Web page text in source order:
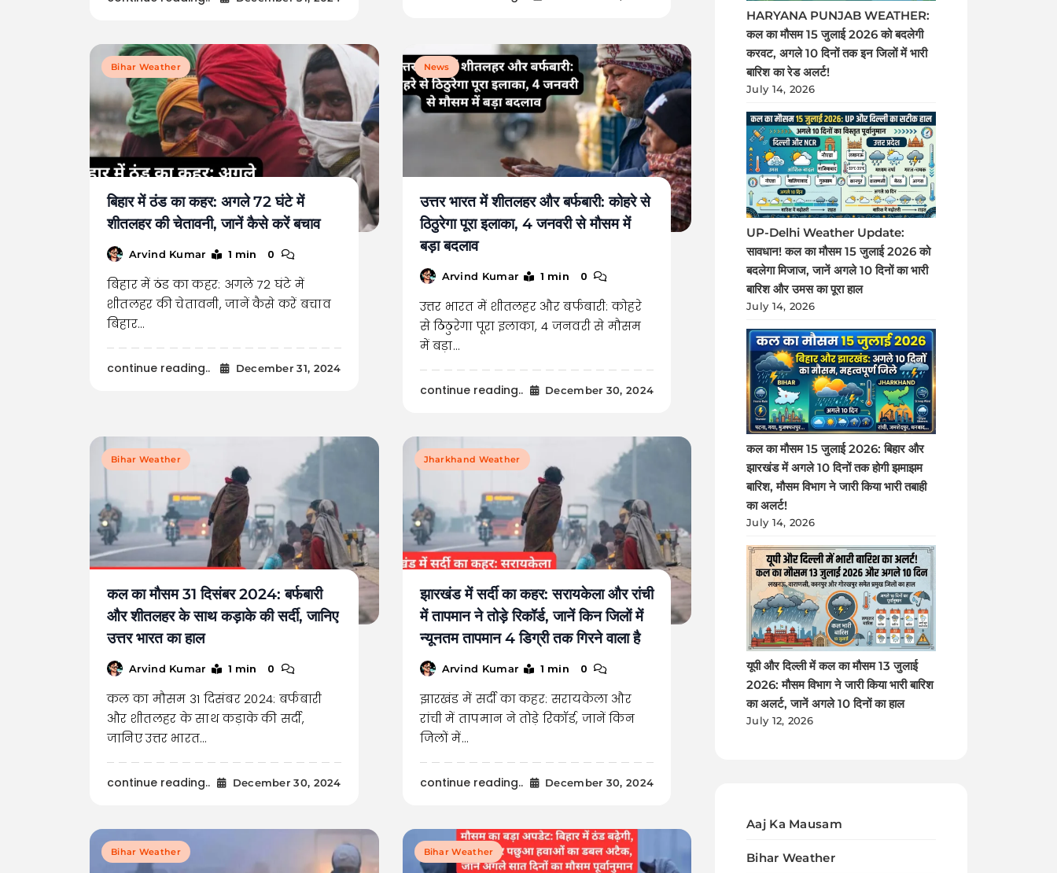
Bihar Weather
बिहार में ठंड का कहर: अगले 72 घंटे में
शीतलहर की चेतावनी, जानें कैसे करें बचाव
Arvind Kumar 1 min 0
बिहार में ठंड का कहर: अगले 72 घंटे में
शीतलहर की चेतावनी, जानें कैसे करें बचाव
बिहार…
continue reading.. December 31, 2024
News
उत्तर भारत में शीतलहर और बर्फबारी: कोहरे से
ठिठुरेगा पूरा इलाका, 4 जनवरी से मौसम में
बड़ा बदलाव
Arvind Kumar 1 min 0
उत्तर भारत में शीतलहर और बर्फबारी: कोहरे
से ठिठुरेगा पूरा इलाका, 4 जनवरी से मौसम
में बड़ा…
continue reading.. December 30, 2024
Bihar Weather
कल का मौसम 31 दिसंबर 2024: बर्फबारी
और शीतलहर के साथ कड़ाके की सर्दी, जानिए
उत्तर भारत का हाल
Arvind Kumar 1 min 0
कल का मौसम 31 दिसंबर 2024: बर्फबारी
और शीतलहर के साथ कड़ाके की सर्दी,
जानिए उत्तर भारत…
continue reading.. December 30, 2024
Jharkhand Weather
झारखंड में सर्दी का कहर: सरायकेला और रांची
में तापमान ने तोड़े रिकॉर्ड, जानें किन जिलों में
न्यूनतम तापमान 4 डिग्री तक गिरने वाला है
Arvind Kumar 1 min 0
झारखंड में सर्दी का कहर: सरायकेला और
रांची में तापमान ने तोड़े रिकॉर्ड, जानें किन
जिलों में…
continue reading.. December 30, 2024
Bihar Weather Bihar Weather
HARYANA PUNJAB WEATHER:
कल का मौसम 15 जुलाई 2026 को बदलेगी
करवट, अगले 10 दिनों तक इन जिलों में भारी
बारिश का रेड अलर्ट!
July 14, 2026
UP-Delhi Weather Update:
सावधान! कल का मौसम 15 जुलाई 2026 को
बदलेगा मिजाज, जानें अगले 10 दिनों का भारी
बारिश और उमस का पूरा हाल
July 14, 2026
कल का मौसम 15 जुलाई 2026: बिहार और
झारखंड में अगले 10 दिनों तक होगी झमाझम
बारिश, मौसम विभाग ने जारी किया भारी तबाही
का अलर्ट!
July 14, 2026
यूपी और दिल्ली में कल का मौसम 13 जुलाई
2026: मौसम विभाग ने जारी किया भारी बारिश
का अलर्ट, जानें अगले 10 दिनों का हाल
July 12, 2026
Aaj Ka Mausam
Bihar Weather